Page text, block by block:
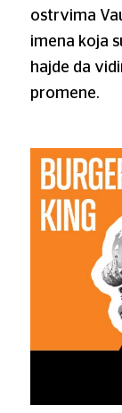
ostrvima
imena koja
hajde da
promene.